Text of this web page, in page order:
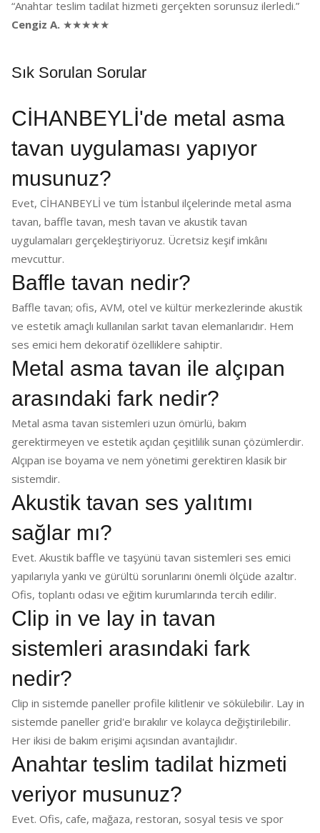
“Anahtar teslim tadilat hizmeti gerçekten sorunsuz ilerledi.”
Cengiz A. ★★★★★
Sık Sorulan Sorular
CİHANBEYLİ'de metal asma
tavan uygulaması yapıyor
musunuz?
Evet, CİHANBEYLİ ve tüm İstanbul ilçelerinde metal asma
tavan, baffle tavan, mesh tavan ve akustik tavan
uygulamaları gerçekleştiriyoruz. Ücretsiz keşif imkânı
mevcuttur.
Baffle tavan nedir?
Baffle tavan; ofis, AVM, otel ve kültür merkezlerinde akustik
ve estetik amaçlı kullanılan sarkıt tavan elemanlarıdır. Hem
ses emici hem dekoratif özelliklere sahiptir.
Metal asma tavan ile alçıpan
arasındaki fark nedir?
Metal asma tavan sistemleri uzun ömürlü, bakım
gerektirmeyen ve estetik açıdan çeşitlilik sunan çözümlerdir.
Alçıpan ise boyama ve nem yönetimi gerektiren klasik bir
sistemdir.
Akustik tavan ses yalıtımı
sağlar mı?
Evet. Akustik baffle ve taşyünü tavan sistemleri ses emici
yapılarıyla yankı ve gürültü sorunlarını önemli ölçüde azaltır.
Ofis, toplantı odası ve eğitim kurumlarında tercih edilir.
Clip in ve lay in tavan
sistemleri arasındaki fark
nedir?
Clip in sistemde paneller profile kilitlenir ve sökülebilir. Lay in
sistemde paneller grid'e bırakılır ve kolayca değiştirilebilir.
Her ikisi de bakım erişimi açısından avantajlıdır.
Anahtar teslim tadilat hizmeti
veriyor musunuz?
Evet. Ofis, cafe, mağaza, restoran, sosyal tesis ve spor